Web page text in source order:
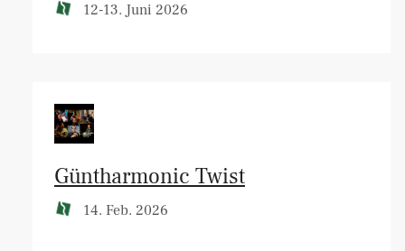
12-13. Juni 2026
Güntharmonic Twist
14. Feb. 2026